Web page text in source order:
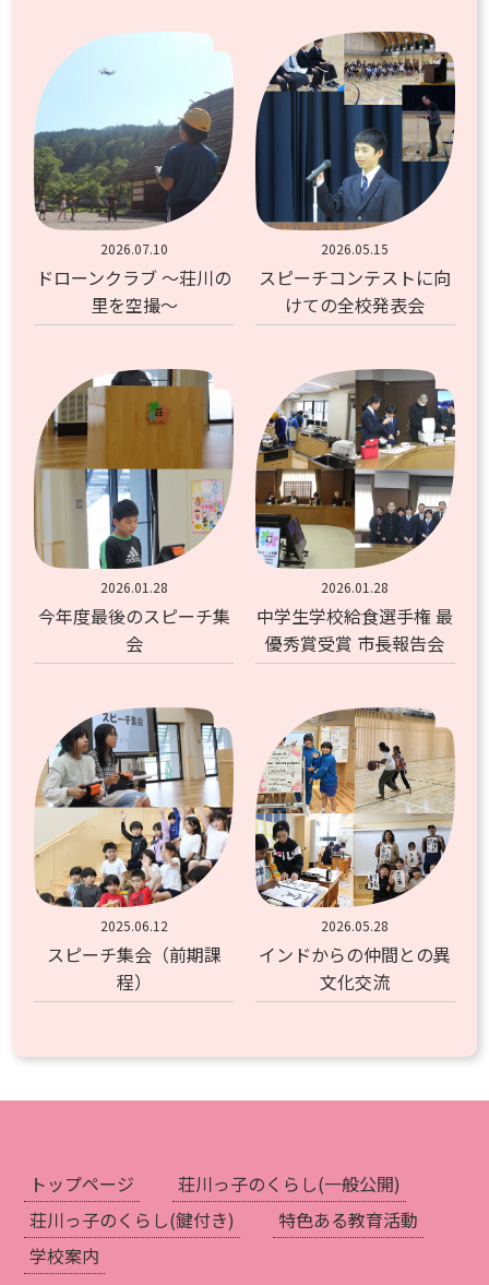
2026.07.10
ドローンクラブ ～荘川の
里を空撮～
2026.05.15
スピーチコンテストに向
けての全校発表会
2026.01.28
今年度最後のスピーチ集
会
2026.01.28
中学生学校給食選手権 最
優秀賞受賞 市長報告会
2025.06.12
スピーチ集会（前期課
程）
2026.05.28
インドからの仲間との異
文化交流
トップページ 荘川っ子のくらし(一般公開)
荘川っ子のくらし(鍵付き)
特色ある教育活動
学校案内